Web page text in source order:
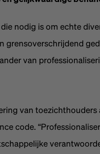
nodig is om echte
grensoverschrijdend
van
van toezichthouders
code.